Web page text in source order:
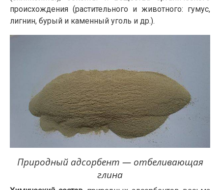
происхождения (растительного и животного: гумус,
лигнин, бурый и каменный уголь и др.).
Природный адсорбент — отбеливающая
глина